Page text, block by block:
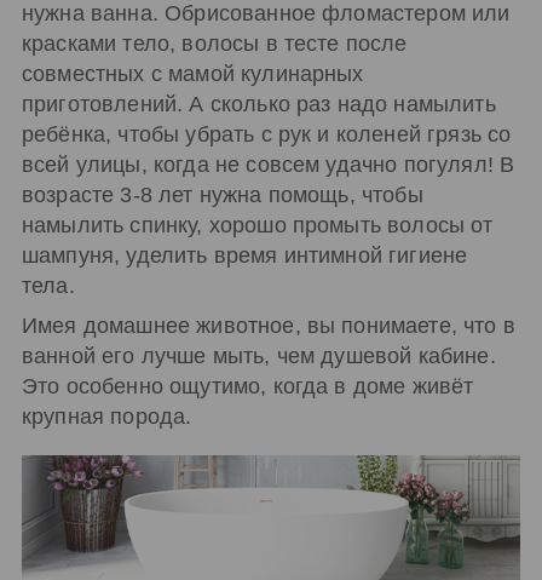
нужна ванна. Обрисованное фломастером или
красками тело, волосы в тесте после
совместных с мамой кулинарных
приготовлений. А сколько раз надо намылить
ребёнка, чтобы убрать с рук и коленей грязь со
всей улицы, когда не совсем удачно погулял! В
возрасте 3-8 лет нужна помощь, чтобы
намылить спинку, хорошо промыть волосы от
шампуня, уделить время интимной гигиене
тела.
Имея домашнее животное, вы понимаете, что в
ванной его лучше мыть, чем душевой кабине.
Это особенно ощутимо, когда в доме живёт
крупная порода.